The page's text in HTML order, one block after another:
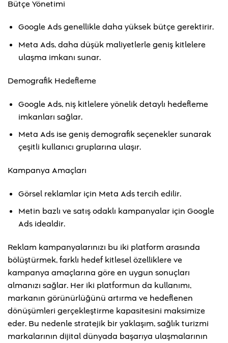
Bütçe Yönetimi
Google Ads genellikle daha yüksek bütçe gerektirir.
Meta Ads, daha düşük maliyetlerle geniş kitlelere
ulaşma imkanı sunar.
Demografik Hedefleme
Google Ads, niş kitlelere yönelik detaylı hedefleme
imkanları sağlar.
Meta Ads ise geniş demografik seçenekler sunarak
çeşitli kullanıcı gruplarına ulaşır.
Kampanya Amaçları
Görsel reklamlar için Meta Ads tercih edilir.
Metin bazlı ve satış odaklı kampanyalar için Google
Ads idealdir.
Reklam kampanyalarınızı bu iki platform arasında
bölüştürmek, farklı hedef kitlesel özelliklere ve
kampanya amaçlarına göre en uygun sonuçları
almanızı sağlar. Her iki platformun da kullanımı,
markanın görünürlüğünü artırma ve hedeflenen
dönüşümleri gerçekleştirme kapasitesini maksimize
eder. Bu nedenle stratejik bir yaklaşım, sağlık turizmi
markalarının dijital dünyada başarıya ulaşmalarının